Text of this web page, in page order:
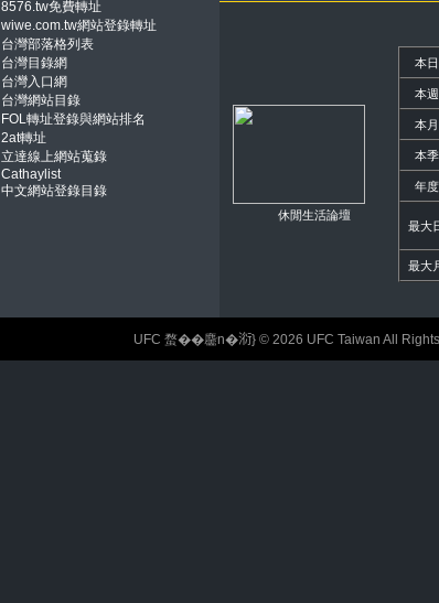
8576.tw免費轉址
wiwe.com.tw網站登錄轉址
台灣部落格列表
台灣目錄網
台灣入口網
台灣網站目錄
FOL轉址登錄與網站排名
2at轉址
立達線上網站蒐錄
Cathaylist
中文網站登錄目錄
休閒生活論壇
本
本
本
本
年
最大
最大
UFC 蝥��麢n�𣶹} © 2026 UFC Taiwan All